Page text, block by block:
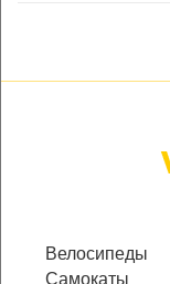
Велосипеды
Самокаты